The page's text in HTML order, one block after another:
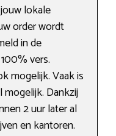
lokale
order wordt
in de
vers.
mogelijk. Vaak is
mogelijk. Dankzij
2 uur later al
en kantoren.